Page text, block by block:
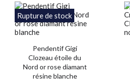
Pendentif Gigi
Clozeau étoile du
Nord or rose diamant
résine blanche
Rupture de stock